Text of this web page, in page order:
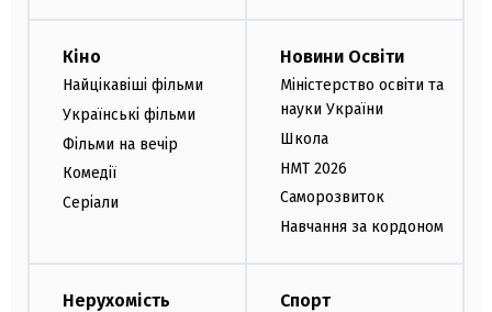
Кіно
Найцікавіші фільми
Українські фільми
Фільми на вечір
Комедії
Серіали
Новини Освіти
Міністерство освіти та
науки України
Школа
НМТ 2026
Саморозвиток
Навчання за кордоном
Нерухомість Спорт